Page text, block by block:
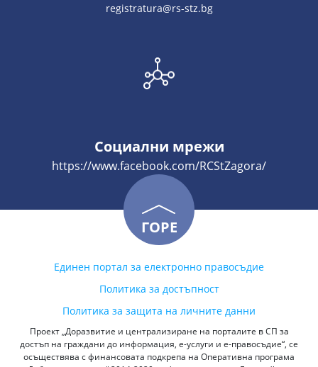
registratura@rs-stz.bg
Социални мрежи
https://www.facebook.com/RCStZagora/
ГОРЕ
Единен портал за електронно правосъдие
Политика за достъпност
Политика за защита на личните данни
Проект „Доразвитие и централизиране на порталите в СП за
достъп на граждани до информация, е-услуги и е-правосъдие“, се
осъществява с финансовата подкрепа на Оперативна програма